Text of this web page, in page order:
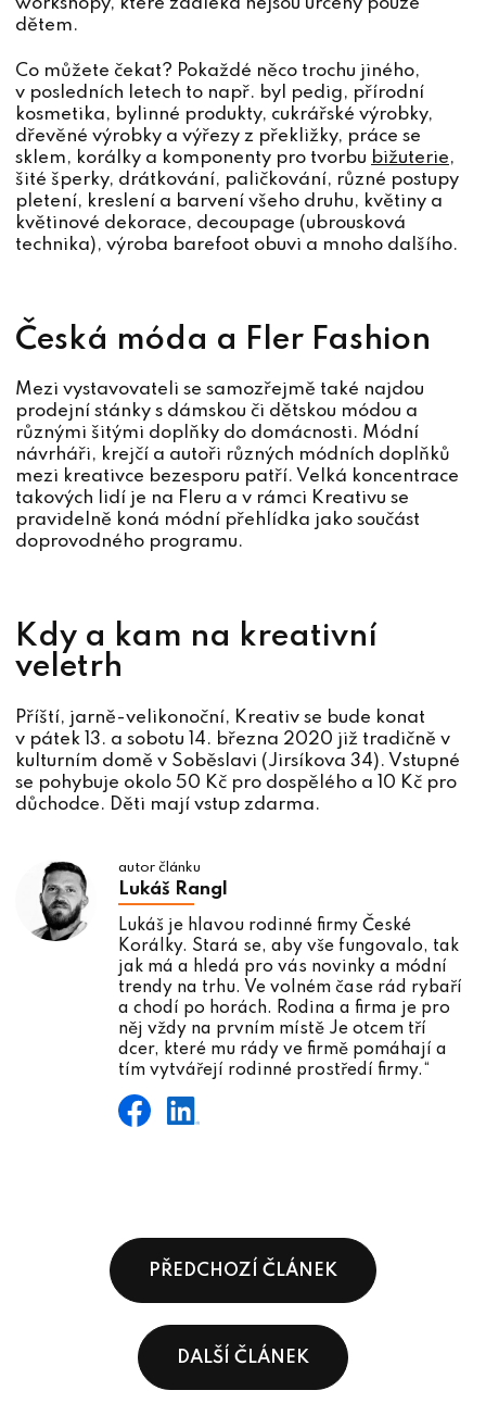
dětem.
Co můžete čekat? Pokaždé něco trochu jiného,
v posledních letech to např. byl pedig, přírodní
kosmetika, bylinné produkty, cukrářské výrobky,
dřevěné výrobky a výřezy z překližky, práce se
sklem, korálky a komponenty pro tvorbu bižuterie,
šité šperky, drátkování, paličkování, různé postupy
pletení, kreslení a barvení všeho druhu, květiny a
květinové dekorace, decoupage (ubrousková
technika), výroba barefoot obuvi a mnoho dalšího.
Česká móda a Fler Fashion
Mezi vystavovateli se samozřejmě také najdou
prodejní stánky s dámskou či dětskou módou a
různými šitými doplňky do domácnosti. Módní
návrháři, krejčí a autoři různých módních doplňků
mezi kreativce bezesporu patří. Velká koncentrace
takových lidí je na Fleru a v rámci Kreativu se
pravidelně koná módní přehlídka jako součást
doprovodného programu.
Kdy a kam na kreativní
veletrh
Příští, jarně-velikonoční, Kreativ se bude konat
v pátek 13. a sobotu 14. března 2020 již tradičně v
kulturním domě v Soběslavi (Jirsíkova 34). Vstupné
se pohybuje okolo 50 Kč pro dospělého a 10 Kč pro
důchodce. Děti mají vstup zdarma.
autor článku
Lukáš Rangl
Lukáš je hlavou rodinné firmy České
Korálky. Stará se, aby vše fungovalo, tak
jak má a hledá pro vás novinky a módní
trendy na trhu. Ve volném čase rád rybaří
a chodí po horách. Rodina a firma je pro
něj vždy na prvním místě Je otcem tří
dcer, které mu rády ve firmě pomáhají a
tím vytvářejí rodinné prostředí firmy.“
PŘEDCHOZÍ ČLÁNEK
DALŠÍ ČLÁNEK